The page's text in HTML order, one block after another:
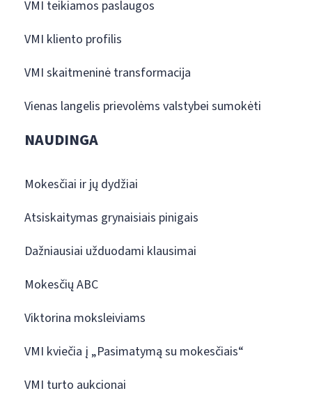
VMI teikiamos paslaugos
VMI kliento profilis
VMI skaitmeninė transformacija
Vienas langelis prievolėms valstybei sumokėti
NAUDINGA
Mokesčiai ir jų dydžiai
Atsiskaitymas grynaisiais pinigais
Dažniausiai užduodami klausimai
Mokesčių ABC
Viktorina moksleiviams
VMI kviečia į „Pasimatymą su mokesčiais“
VMI turto aukcionai